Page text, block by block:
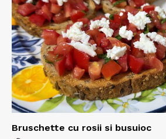
Bruschette cu rosii si busuioc